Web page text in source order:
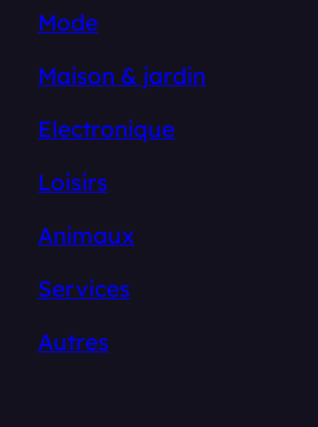
Mode
Maison & jardin
Electronique
Loisirs
Animaux
Services
Autres